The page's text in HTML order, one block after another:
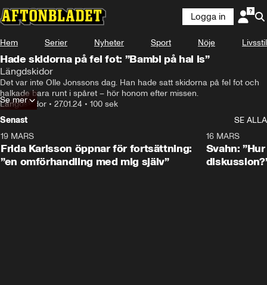
Logga in
Hem Serier Nyheter Sport Nöje Livsstil
Hade skidorna på fel fot: ”Bambi på hal is”
Längdskidor
Det var inte Olle Jonssons dag. Han hade satt skidorna på fel fot och
halkade bara runt i spåret – hör honom efter missen.
Längdskidor • 27.01.24 • 100 sek
Se mer
Senast
SE ALLA
19 MARS
Frida Karlsson öppnar för fortsättning:
”en omförhandling med mig själv”
16 MARS
Svahn: